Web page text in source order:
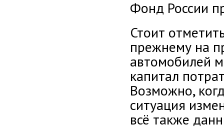
Фонд России
Стоит
прежнему на
автомобилей
капитал
Возможно,
ситуация
всё также